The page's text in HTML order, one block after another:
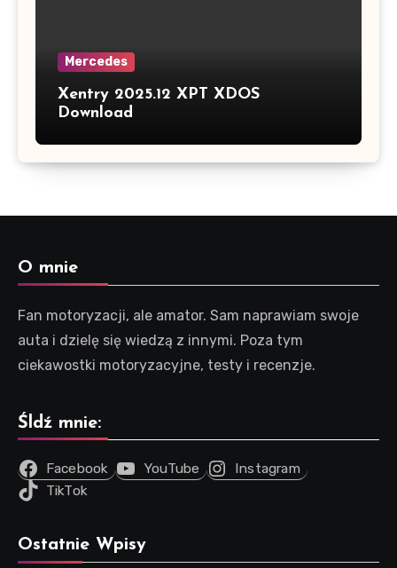
Mercedes
Xentry 2025.12 XPT XDOS
Download
O mnie
Fan motoryzacji, ale amator. Sam naprawiam swoje
auta i dzielę się wiedzą z innymi. Poza tym
ciekawostki motoryzacyjne, testy i recenzje.
Śldź mnie:
Facebook YouTube
Instagram
TikTok
Ostatnie Wpisy